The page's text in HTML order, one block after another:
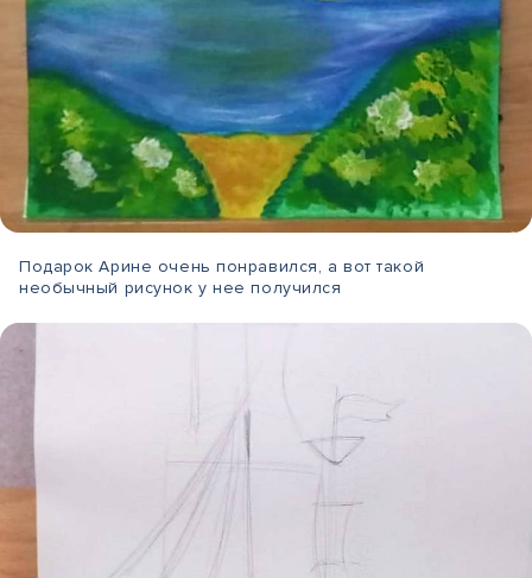
Подарок Арине очень понравился, а вот такой
необычный рисунок у нее получился